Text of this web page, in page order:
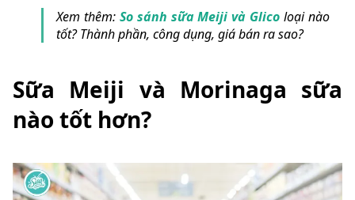
Xem thêm: So sánh sữa Meiji và Glico loại nào
tốt? Thành phần, công dụng, giá bán ra sao?
Sữa Meiji và Morinaga sữa
nào tốt hơn?